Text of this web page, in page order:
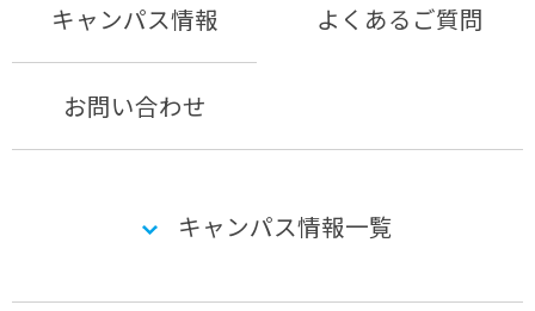
キャンパス情報 よくあるご質問
お問い合わせ
キャンパス情報一覧